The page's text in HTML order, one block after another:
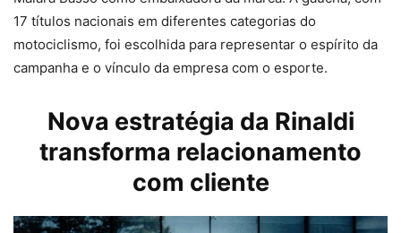
17 títulos nacionais em diferentes categorias do
motociclismo, foi escolhida para representar o espírito da
campanha e o vínculo da empresa com o esporte.
Nova estratégia da Rinaldi
transforma relacionamento
com cliente